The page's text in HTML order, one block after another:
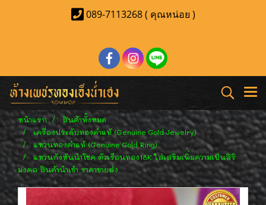
089-7113268 ( คุณหน่อย )
หน้าแรก
สินค้าทั้งหมด
เครื่องประดับทองคำแท้ (Genuine Gold Jewelry)
แหวนทองคำแท้ (Genuine Gold Ring)
แหวนกังหันนำโชค ตัวเรือนทอง18K ใส่เสริมเพิ่มความเป็นสิริ
มงคล สินค้านำเข้า ราคาขายส่ง